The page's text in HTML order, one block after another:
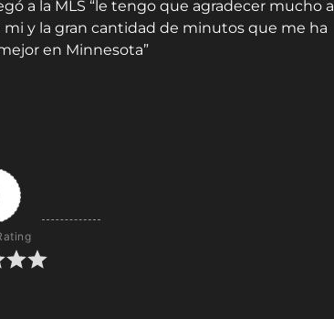
a la MLS “le tengo que agradecer mucho al
y la gran cantidad de minutos que me ha
en Minnesota”